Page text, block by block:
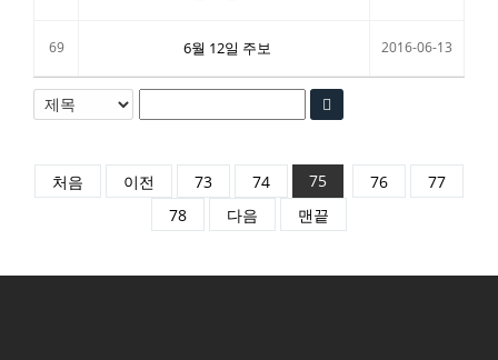
69 6월 12일 주보 2016-06-13
처음 이전 73 74 75 76
77
78
다음 맨끝